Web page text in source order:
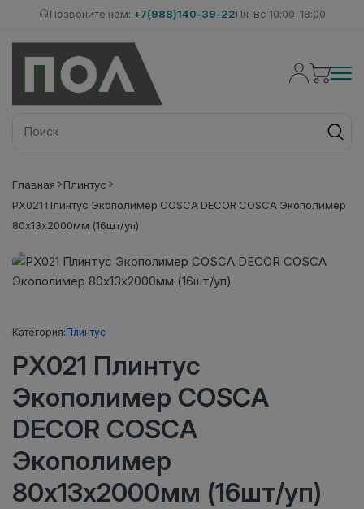
Позвоните нам: +7(988)140-39-22Пн-Вс 10:00-18:00
Главная
Плинтус
PX021 Плинтус Экополимер COSCA DECOR COSCA Экополимер
80х13х2000мм (16шт/уп)
Категория:Плинтус
PX021 Плинтус
Экополимер COSCA
DECOR COSCA
Экополимер
80х13х2000мм (16шт/уп)